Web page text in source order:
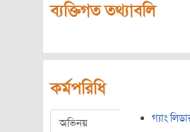
ব্যক্তিগত তথ্যাবলি
কর্মপরিধি
অভিনয় গ্যাং